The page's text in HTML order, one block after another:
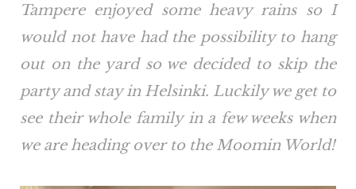
Tampere enjoyed some heavy rains so I
would not have had the possibility to hang
out on the yard so we decided to skip the
party and stay in Helsinki. Luckily we get to
see their whole family in a few weeks when
we are heading over to the Moomin World!